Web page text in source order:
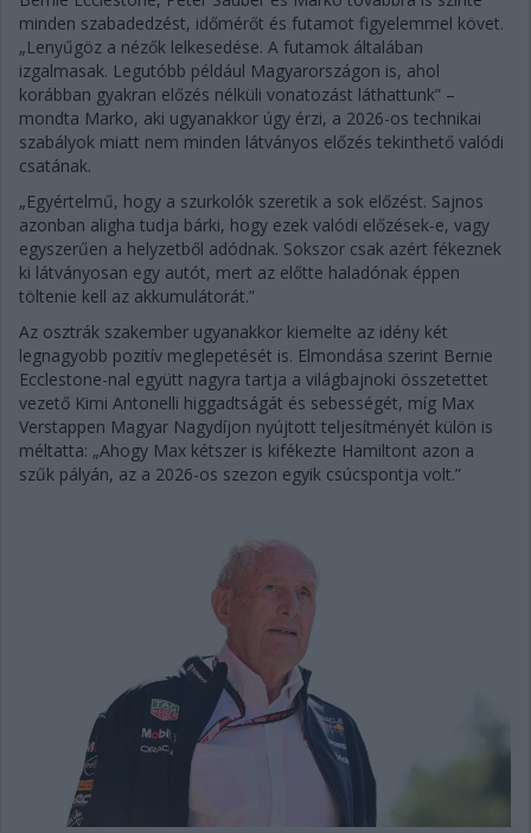
minden szabadedzést, időmérőt és futamot figyelemmel követ.
„Lenyűgöz a nézők lelkesedése. A futamok általában
izgalmasak. Legutóbb például Magyarországon is, ahol
korábban gyakran előzés nélküli vonatozást láthattunk” –
mondta Marko, aki ugyanakkor úgy érzi, a 2026-os technikai
szabályok miatt nem minden látványos előzés tekinthető valódi
csatának.
„Egyértelmű, hogy a szurkolók szeretik a sok előzést. Sajnos
azonban aligha tudja bárki, hogy ezek valódi előzések-e, vagy
egyszerűen a helyzetből adódnak. Sokszor csak azért fékeznek
ki látványosan egy autót, mert az előtte haladónak éppen
töltenie kell az akkumulátorát.”
Az osztrák szakember ugyanakkor kiemelte az idény két
legnagyobb pozitív meglepetését is. Elmondása szerint Bernie
Ecclestone-nal együtt nagyra tartja a világbajnoki összetettet
vezető Kimi Antonelli higgadtságát és sebességét, míg Max
Verstappen Magyar Nagydíjon nyújtott teljesítményét külön is
méltatta: „Ahogy Max kétszer is kifékezte Hamiltont azon a
szűk pályán, az a 2026-os szezon egyik csúcspontja volt.”